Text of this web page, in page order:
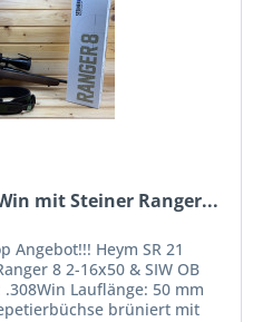
mit Steiner Ranger...
Angebot!!! Heym SR 21
8 2-16x50 & SIW OB
Lauflänge: 50 mm
brüniert mit